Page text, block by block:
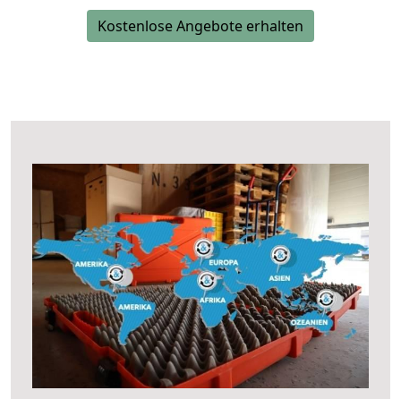
Kostenlose Angebote erhalten